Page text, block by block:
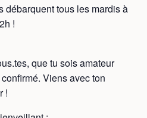
débarquent tous les mardis à
!
que tu sois amateur
Viens avec ton
!